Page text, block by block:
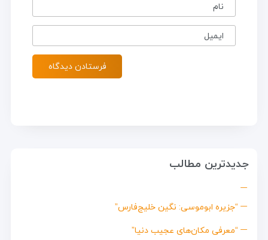
نام
ایمیل
جدیدترین مطالب
“جزیره ابوموسی: نگین خلیج‌فارس”
“معرفی مکان‌های عجیب دنیا”